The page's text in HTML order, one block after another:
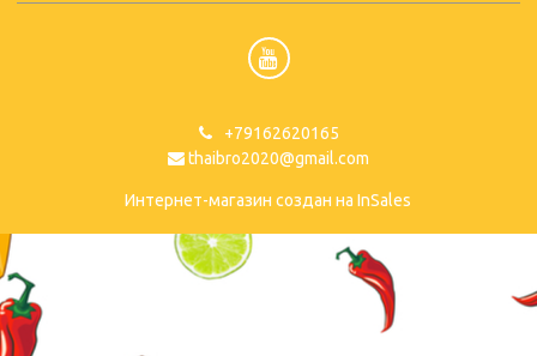
+79162620165
thaibro2020@gmail.com
Интернет-магазин создан на InSales